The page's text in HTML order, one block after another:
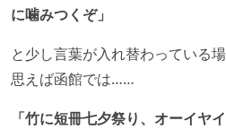
に噛みつくぞ」
と少し言葉が入れ替わっている
思えば函館では……
「竹に短冊七夕祭り、オーイヤ